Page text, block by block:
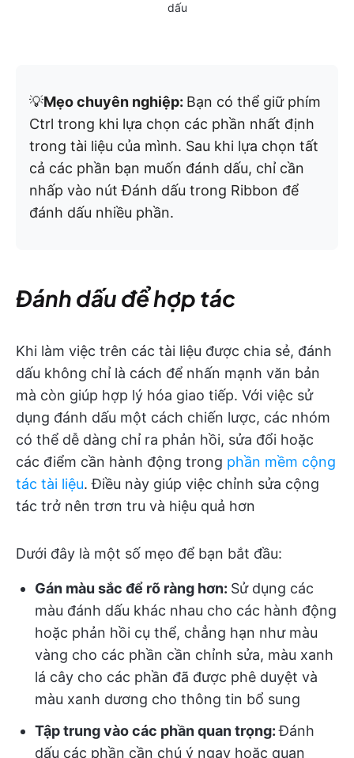
dấu
💡Mẹo chuyên nghiệp: Bạn có thể giữ phím
Ctrl trong khi lựa chọn các phần nhất định
trong tài liệu của mình. Sau khi lựa chọn tất
cả các phần bạn muốn đánh dấu, chỉ cần
nhấp vào nút Đánh dấu trong Ribbon để
đánh dấu nhiều phần.
Đánh dấu để hợp tác
Khi làm việc trên các tài liệu được chia sẻ, đánh
dấu không chỉ là cách để nhấn mạnh văn bản
mà còn giúp hợp lý hóa giao tiếp. Với việc sử
dụng đánh dấu một cách chiến lược, các nhóm
có thể dễ dàng chỉ ra phản hồi, sửa đổi hoặc
các điểm cần hành động trong phần mềm cộng
tác tài liệu. Điều này giúp việc chỉnh sửa cộng
tác trở nên trơn tru và hiệu quả hơn
Dưới đây là một số mẹo để bạn bắt đầu:
Gán màu sắc để rõ ràng hơn: Sử dụng các
màu đánh dấu khác nhau cho các hành động
hoặc phản hồi cụ thể, chẳng hạn như màu
vàng cho các phần cần chỉnh sửa, màu xanh
lá cây cho các phần đã được phê duyệt và
màu xanh dương cho thông tin bổ sung
Tập trung vào các phần quan trọng:Đánh
dấu các phần cần chú ý ngay hoặc quan